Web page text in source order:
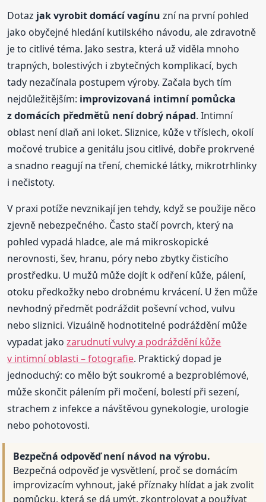
Dotaz jak vyrobit domácí vagínu zní na první pohled
jako obyčejné hledání kutilského návodu, ale zdravotně
je to citlivé téma. Jako sestra, která už viděla mnoho
trapných, bolestivých i zbytečných komplikací, bych
tady nezačínala postupem výroby. Začala bych tím
nejdůležitějším: improvizovaná intimní pomůcka
z domácích předmětů není dobrý nápad. Intimní
oblast není dlaň ani loket. Sliznice, kůže v tříslech, okolí
močové trubice a genitálu jsou citlivé, dobře prokrvené
a snadno reagují na tření, chemické látky, mikrotrhlinky
i nečistoty.
V praxi potíže nevznikají jen tehdy, když se použije něco
zjevně nebezpečného. Často stačí povrch, který na
pohled vypadá hladce, ale má mikroskopické
nerovnosti, šev, hranu, póry nebo zbytky čisticího
prostředku. U mužů může dojít k odření kůže, pálení,
otoku předkožky nebo drobnému krvácení. U žen může
nevhodný předmět podráždit poševní vchod, vulvu
nebo sliznici. Vizuálně hodnotitelné podráždění může
vypadat jakozarudnutí vulvy a podráždění kůže
v intimní oblasti – fotografie. Praktický dopad je
jednoduchý: co mělo být soukromé a bezproblémové,
může skončit pálením při močení, bolestí při sezení,
strachem z infekce a návštěvou gynekologie, urologie
nebo pohotovosti.
Bezpečná odpověď není návod na výrobu.
Bezpečná odpověď je vysvětlení, proč se domácím
improvizacím vyhnout, jaké příznaky hlídat a jak zvolit
pomůcku, která se dá umýt, zkontrolovat a používat